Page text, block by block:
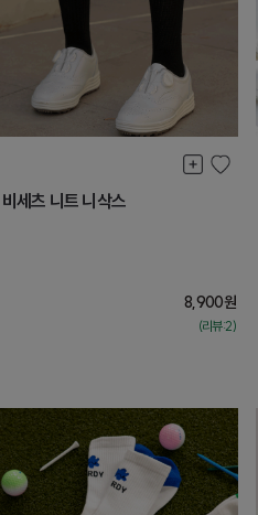
비세츠 니트 니삭스
8,900원
(리뷰:2)